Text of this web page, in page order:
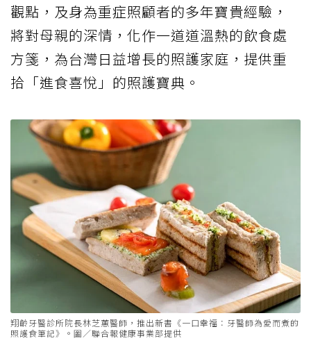
觀點，及身為重症照顧者的多年寶貴經驗，
將對母親的深情，化作一道道溫熱的飲食處
方箋，為台灣日益增長的照護家庭，提供重
拾「進食喜悅」的照護寶典。
翔齡牙醫診所院長林芝蕙醫師，推出新書《一口幸福：牙醫師為愛而煮的
照護食筆記》。圗／聯合報健康事業部提供